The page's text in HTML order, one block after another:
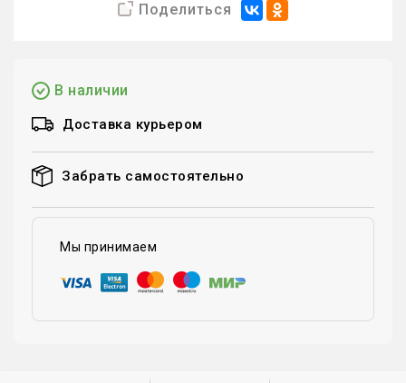
Поделиться
В наличии
Доставка курьером
Забрать самостоятельно
Мы принимаем